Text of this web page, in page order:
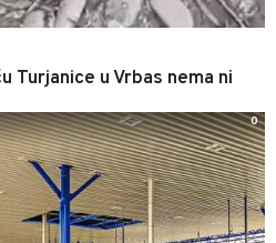
Turjanice u Vrbas nema ni
0